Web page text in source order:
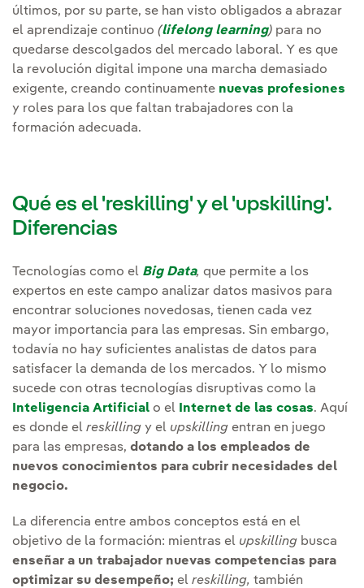
últimos, por su parte, se han visto obligados a abrazar
el aprendizaje continuo (lifelong learning) para no
quedarse descolgados del mercado laboral. Y es que
la revolución digital impone una marcha demasiado
exigente, creando continuamente nuevas profesiones
y roles para los que faltan trabajadores con la
formación adecuada.
Qué es el 'reskilling' y el 'upskilling'.
Diferencias
Tecnologías como el Big Data, que permite a los
expertos en este campo analizar datos masivos para
encontrar soluciones novedosas, tienen cada vez
mayor importancia para las empresas. Sin embargo,
todavía no hay suficientes analistas de datos para
satisfacer la demanda de los mercados. Y lo mismo
sucede con otras tecnologías disruptivas como la
Inteligencia Artificial o el Internet de las cosas. Aquí
es donde el reskilling y el upskilling entran en juego
para las empresas, dotando a los empleados de
nuevos conocimientos para cubrir necesidades del
negocio.
La diferencia entre ambos conceptos está en el
objetivo de la formación: mientras el upskilling busca
enseñar a un trabajador nuevas competencias para
optimizar su desempeño; el reskilling, también